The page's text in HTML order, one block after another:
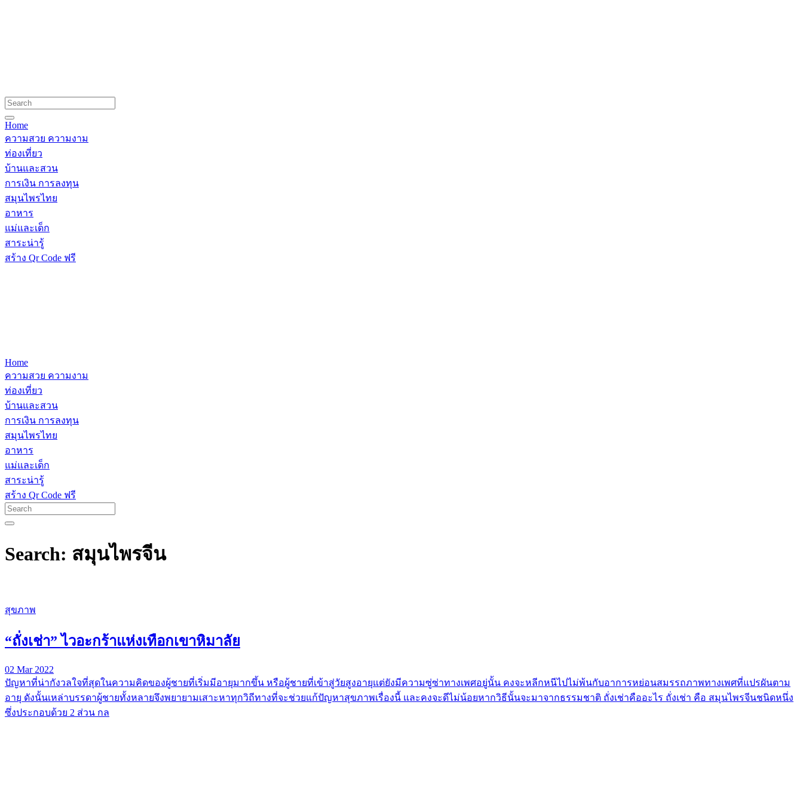
Home
ความสวย ความงาม
ท่องเที่ยว
บ้านและสวน
การเงิน การลงทุน
สมุนไพรไทย
อาหาร
แม่และเด็ก
สาระน่ารู้
สร้าง Qr Code ฟรี
Home
ความสวย ความงาม
ท่องเที่ยว
บ้านและสวน
การเงิน การลงทุน
สมุนไพรไทย
อาหาร
แม่และเด็ก
สาระน่ารู้
สร้าง Qr Code ฟรี
Search: สมุนไพรจีน
สุขภาพ
“ถั่งเช่า” ไวอะกร้าแห่งเทือกเขาหิมาลัย
02 Mar 2022
ปัญหาที่น่ากังวลใจที่สุดในความคิดของผู้ชายที่เริ่มมีอายุมากขึ้น หรือผู้ชายที่เข้าสู่วัยสูงอายุแต่ยังมีความซู่ซ่าทางเพศอยู่นั้น คงจะหลีกหนีไปไม่พ้นกับอาการหย่อนสมรรถภาพทางเพศที่แปรผันตาม
อายุ ดังนั้นเหล่าบรรดาผู้ชายทั้งหลายจึงพยายามเสาะหาทุกวิถีทางที่จะช่วยแก้ปัญหาสุขภาพเรื่องนี้ และคงจะดีไม่น้อยหากวิธีนั้นจะมาจากธรรมชาติ ถั่งเช่าคืออะไร ถั่งเช่า คือ สมุนไพรจีนชนิดหนึ่ง
ซึ่งประกอบด้วย 2 ส่วน กล